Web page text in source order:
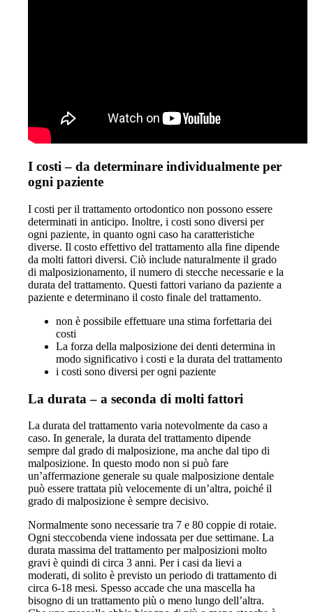
I costi – da determinare individualmente per
ogni paziente
I costi per il trattamento ortodontico non possono essere
determinati in anticipo. Inoltre, i costi sono diversi per
ogni paziente, in quanto ogni caso ha caratteristiche
diverse. Il costo effettivo del trattamento alla fine dipende
da molti fattori diversi. Ciò include naturalmente il grado
di malposizionamento, il numero di stecche necessarie e la
durata del trattamento. Questi fattori variano da paziente a
paziente e determinano il costo finale del trattamento.
non è possibile effettuare una stima forfettaria dei
costi
La forza della malposizione dei denti determina in
modo significativo i costi e la durata del trattamento
i costi sono diversi per ogni paziente
La durata – a seconda di molti fattori
La durata del trattamento varia notevolmente da caso a
caso. In generale, la durata del trattamento dipende
sempre dal grado di malposizione, ma anche dal tipo di
malposizione. In questo modo non si può fare
un’affermazione generale su quale malposizione dentale
può essere trattata più velocemente di un’altra, poiché il
grado di malposizione è sempre decisivo.
Normalmente sono necessarie tra 7 e 80 coppie di rotaie.
Ogni steccobenda viene indossata per due settimane. La
durata massima del trattamento per malposizioni molto
gravi è quindi di circa 3 anni. Per i casi da lievi a
moderati, di solito è previsto un periodo di trattamento di
circa 6-18 mesi. Spesso accade che una mascella ha
bisogno di un trattamento più o meno lungo dell’altra.